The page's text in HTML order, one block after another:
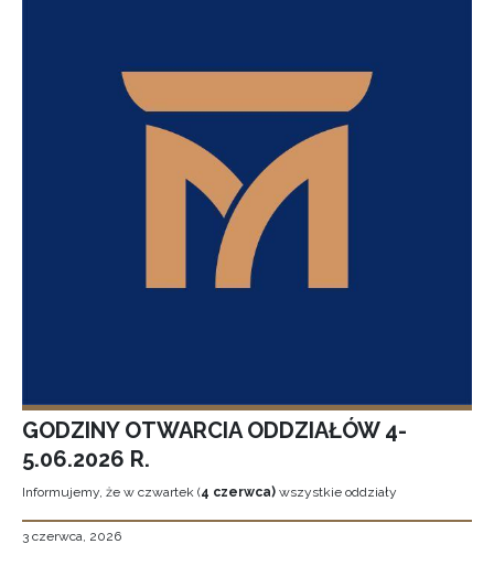
GODZINY OTWARCIA ODDZIAŁÓW 4-
5.06.2026 R.
Informujemy, że w czwartek (4 czerwca) wszystkie oddziały
3 czerwca, 2026